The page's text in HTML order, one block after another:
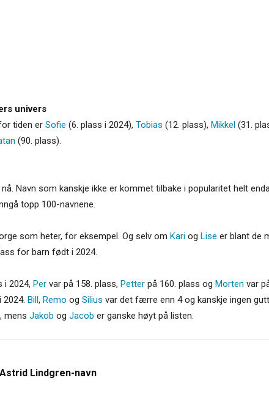
univers
tiden er Sofie (6. plass i 2024), Tobias (12. plass), Mikkel (31.
(90. plass).
Navn som kanskje ikke er kommet tilbake i popularitet helt
topp 100-navnene.
som heter, for eksempel. Og selv om Kari og Lise er blant de
for barn født i 2024.
i 2024, Per var på 158. plass, Petter på 160. plass og Morten var
i 2024. Bill , Remo og Silius var det færre enn 4 og kanskje ingen
mens Jakob og Jacob er ganske høyt på listen.
Lindgren-navn